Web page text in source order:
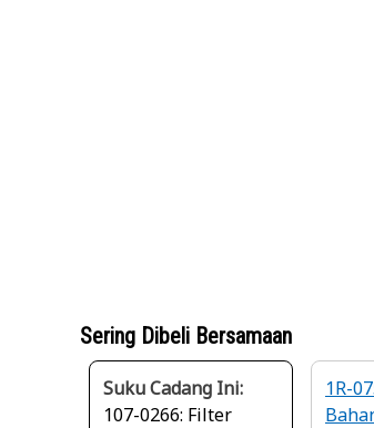
Sering Dibeli Bersamaan
Suku Cadang Ini:
107-0266: Filter
1R-